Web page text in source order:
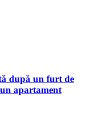
după un furt de
apartament